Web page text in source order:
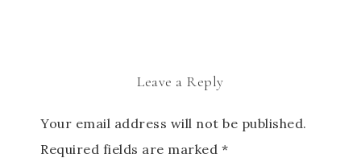
Leave a Reply
Your email address will not be published.
Required fields are marked *